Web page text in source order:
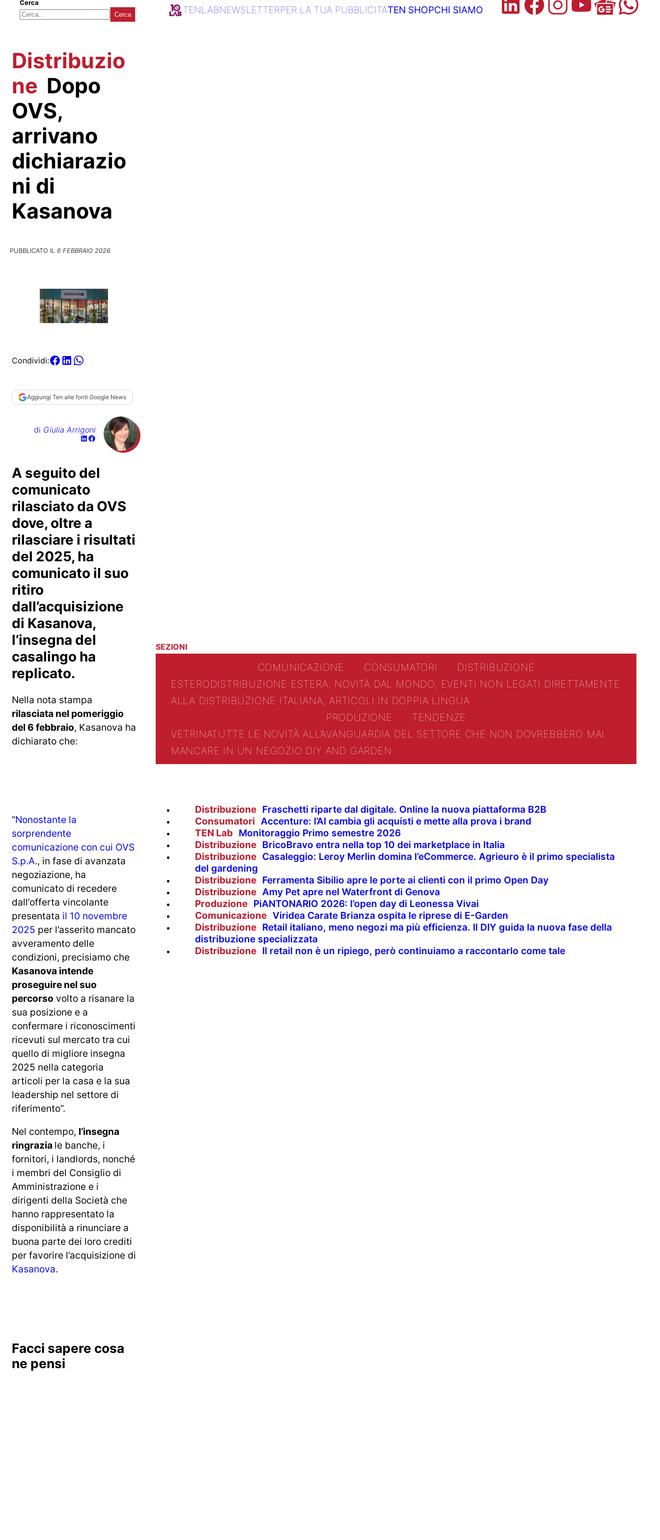
Cerca
Cerca TENLABNEWSLETTERPER LA TUA PUBBLICITATEN SHOPCHI SIAMO
Distribuzio
ne Dopo
OVS,
arrivano
dichiarazio
ni di
Kasanova
PUBBLICATO IL 6 FEBBRAIO 2026
Condividi:
Aggiungi Ten alle fonti Google News
di Giulia Arrigoni
A seguito del
comunicato
rilasciato da OVS
dove, oltre a
rilasciare i risultati
del 2025, ha
comunicato il suo
ritiro
dall’acquisizione
di Kasanova,
l’insegna del
casalingo ha
replicato.
Nella nota stampa
rilasciata nel pomeriggio
del 6 febbraio, Kasanova ha
dichiarato che:
“Nonostante la
sorprendente
comunicazione con cui OVS
S.p.A., in fase di avanzata
negoziazione, ha
comunicato di recedere
dall’offerta vincolante
presentata il 10 novembre
2025 per l’asserito mancato
avveramento delle
condizioni, precisiamo che
Kasanova intende
proseguire nel suo
percorso volto a risanare la
sua posizione e a
confermare i riconoscimenti
ricevuti sul mercato tra cui
quello di migliore insegna
2025 nella categoria
articoli per la casa e la sua
leadership nel settore di
riferimento”.
Nel contempo, l’insegna
ringrazia le banche, i
fornitori, i landlords, nonché
i membri del Consiglio di
Amministrazione e i
dirigenti della Società che
hanno rappresentato la
disponibilità a rinunciare a
buona parte dei loro crediti
per favorire l’acquisizione di
Kasanova.
Facci sapere cosa
ne pensi
SEZIONI
COMUNICAZIONE CONSUMATORI
DISTRIBUZIONE
ESTERODISTRIBUZIONE ESTERA, NOVITÀ DAL MONDO, EVENTI NON LEGATI DIRETTAMENTE
ALLA DISTRIBUZIONE ITALIANA, ARTICOLI IN DOPPIA LINGUA
PRODUZIONE
TENDENZE
VETRINATUTTE LE NOVITÀ ALL’AVANGUARDIA DEL SETTORE CHE NON DOVREBBERO MAI
MANCARE IN UN NEGOZIO DIY AND GARDEN
Distribuzione Fraschetti riparte dal digitale. Online la nuova piattaforma B2B
Consumatori Accenture: l’AI cambia gli acquisti e mette alla prova i brand
TEN Lab Monitoraggio Primo semestre 2026
Distribuzione BricoBravo entra nella top 10 dei marketplace in Italia
Distribuzione Casaleggio: Leroy Merlin domina l’eCommerce. Agrieuro è il primo specialista
del gardening
Distribuzione Ferramenta Sibilio apre le porte ai clienti con il primo Open Day
Distribuzione Amy Pet apre nel Waterfront di Genova
Produzione PiANTONARIO 2026: l’open day di Leonessa Vivai
Comunicazione Viridea Carate Brianza ospita le riprese di E-Garden
Distribuzione Retail italiano, meno negozi ma più efficienza. Il DIY guida la nuova fase della
distribuzione specializzata
Distribuzione Il retail non è un ripiego, però continuiamo a raccontarlo come tale